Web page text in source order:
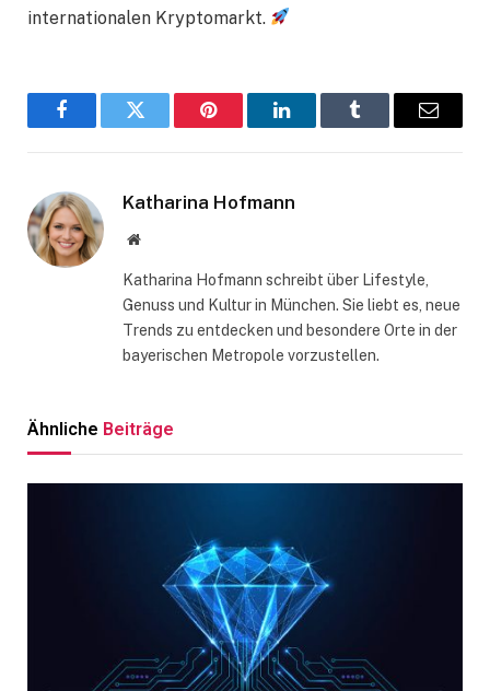
internationalen Kryptomarkt.
FacebookTwitter Pinterest LinkedInTumblr Email
Katharina Hofmann
Website
Katharina Hofmann schreibt über Lifestyle,
Genuss und Kultur in München. Sie liebt es, neue
Trends zu entdecken und besondere Orte in der
bayerischen Metropole vorzustellen.
Ähnliche Beiträge